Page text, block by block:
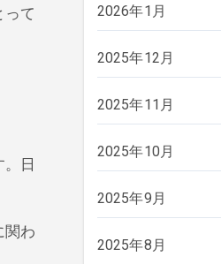
って
日
関わ
2026年1月
2025年12月
2025年11月
2025年10月
2025年9月
2025年8月